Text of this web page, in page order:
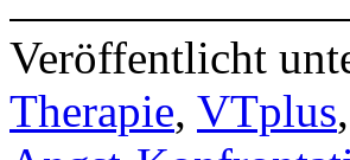
Veröffentlicht
Therapie, VTplus,